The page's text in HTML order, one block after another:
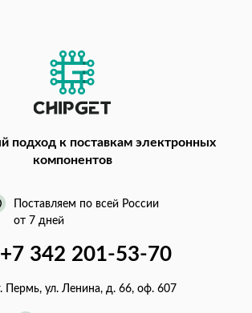
подход к поставкам электронных
компонентов
Поставляем по всей России
от 7 дней
+7 342 201-53-70
Пермь, ул. Ленина, д. 66, оф. 607